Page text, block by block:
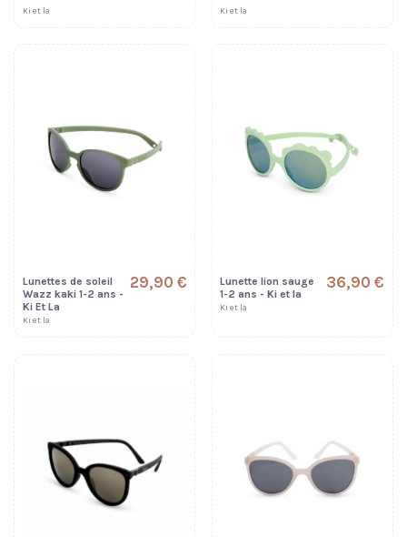
Ki et la Ki et la
Lunettes de soleil
Wazz kaki 1-2 ans -
Ki Et La
Ki et la
29,90 €
Lunette lion sauge
1-2 ans - Ki et la
Ki et la
36,90 €